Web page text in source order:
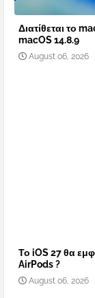
Διατίθεται το
macOS 14.8.9
August 06, 2026
Το iOS 27 θα
AirPods ?
August 06, 2026